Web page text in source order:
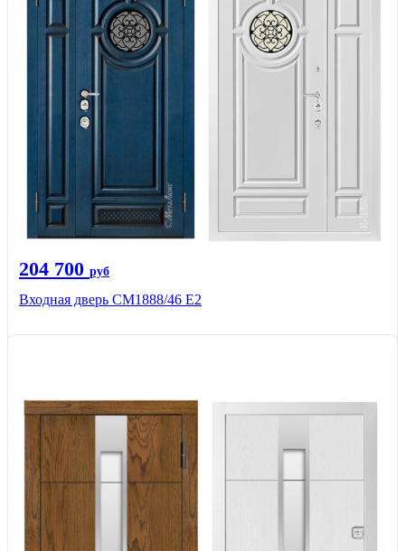
204 700 руб
Входная дверь СМ1888/46 Е2